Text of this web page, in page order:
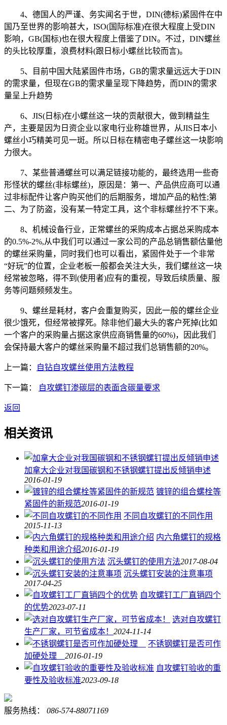
4、德国人的严谨、务实闻名于世，DIN(德标)紧固件在中
国乃至世界的影响甚大，ISO(国际标准)在很大程度上受DIN
影响，GB(国标)也在很大程度上借鉴了DIN。不过，DIN螺丝
的头比较厚重，浪费材料(跟日标小螺丝比较而言)。
5、目前中国大陆紧固件市场，GB的需求量远远大于DIN
的需求量，但现在GB的需求量呈现下降趋势，而DIN的需求
量呈上升趋势
6、JIS(日标)在小螺丝这一块的贡献很大，做到精益生
产，主要是因为日资企业以家电行业称雄世界，从JIS日本小
螺丝小巧精美可见一斑。所以日标在精密电子螺丝这一块影响
力很大。
7、某些普通螺丝可以满足链接功能的，最终选用一些奇
形怪状的螺丝(非标螺丝)，原因是：第一、产品供应商可以通
过非标配件让客户购买他们的后期服务，增加产品的粘性;第
二、为了防盗，没有某一特定工具，这个非标螺丝拧不下来。
8、机械设备行业，正常螺丝的采购成本占据总采购成本
的0.5%-2%,从中我们可以通过一家公司的产品总销售额估量他
的螺丝采购量，同时我们也可以看出，紧固件处于一个非常
“好玩”的位置，企业老板一般都会关注大头，我们螺丝这一块
经常被忽略，得不到(使用者)应有的重视，导致后续质量、服
务等问题频频发生。
9、螺丝是耗材，客户会重复购买，因此一般的螺丝企业
很少饿死，但经常被撑死。除非他们最大头的客户死掉(比如
一个客户的采购量占据这家供应商销售量的60%)，因此我们
会保持最大客户的螺丝采购量不超过我们总销售额的20%。
上一篇： 自钻自攻螺丝使用方法教程
下一篇： 自攻螺钉渗碳层的表面含碳量要求
返回
相关资讯
加拿大企业对我国碳钢和不锈钢螺钉提出反倾销申述
2016-01-19
镀锌的组合螺栓等
紧固件的新规范2016-01-19
不同自攻螺钉的不同作用
2015-11-13
内六角螺钉的规格
种类和用途介绍2016-01-19
沉头螺钉的使用方法2017-08-04
沉头螺钉安装的注意事项
2017-04-25
自攻螺钉工厂直销四个
的优势2023-07-11
选对自攻螺钉
生产厂家，可节省成本！ 2024-11-14
不锈钢螺钉是否可作
加硬处理 2016-01-19
自攻螺钉验收的重
要性及验收标准2023-09-18
服务热线： 086-574-88071169